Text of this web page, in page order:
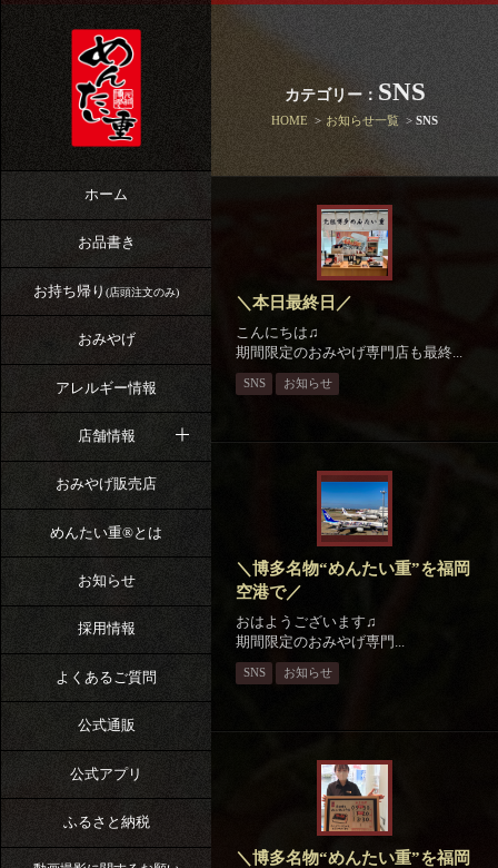
ホーム
お品書き
お持ち帰り (店頭注文のみ)
おみやげ
アレルギー情報
店舗情報
おみやげ販売店
めんたい重®︎とは
お知らせ
採用情報
よくあるご質問
公式通販
公式アプリ
ふるさと納税
カテゴリー： SNS
HOME お知らせ一覧 SNS
＼本日最終日／
こんにちは♫
期間限定のおみやげ専門店も最終...
SNS お知らせ
＼博多名物“めんたい重”を福岡
空港で／⁡
おはようございます♫
期間限定のおみやげ専門...
SNS お知らせ
＼博多名物“めんたい重”を福岡